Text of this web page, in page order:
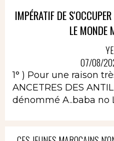
IMPÉRATIF DE
LE MONDE
07/08/
1° ) Pour une raison
ANCETRES DES
dénommé A..baba no